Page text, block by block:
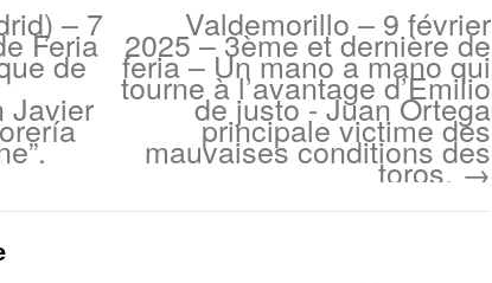
– 7
Feria
de
Javier
Valdemorillo – 9 février
2025 – 3ème et dernière de
feria – Un mano a mano qui
tourne à l’avantage d’Emilio
de justo - Juan Ortega
principale victime des
mauvaises conditions des
toros.→